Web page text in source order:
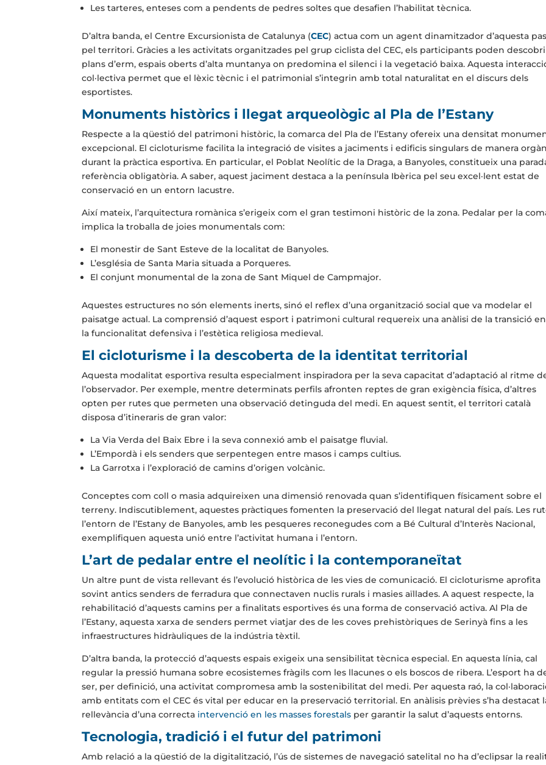
Les tarteres, enteses com a pendents de pedres soltes que desafien l’habilitat tècnica.
D’altra banda, el Centre Excursionista de Catalunya (CEC) actua com un agent dinamitzador d’aquesta
pel territori. Gràcies a les activitats organitzades pel grup ciclista del CEC, els participants poden
plans d’erm, espais oberts d’alta muntanya on predomina el silenci i la vegetació baixa. Aquesta
col·lectiva permet que el lèxic tècnic i el patrimonial s’integrin amb total naturalitat en el discurs dels
esportistes.
Monuments històrics i llegat arqueològic al Pla de l’Estany
Respecte a la qüestió del patrimoni històric, la comarca del Pla de l’Estany ofereix una densitat
excepcional. El cicloturisme facilita la integració de visites a jaciments i edificis singulars de manera
durant la pràctica esportiva. En particular, el Poblat Neolític de la Draga, a Banyoles, constitueix una
referència obligatòria. A saber, aquest jaciment destaca a la península Ibèrica pel seu excel·lent estat de
conservació en un entorn lacustre.
Així mateix, l’arquitectura romànica s’erigeix com el gran testimoni històric de la zona. Pedalar per la
implica la troballa de joies monumentals com:
El monestir de Sant Esteve de la localitat de Banyoles.
L’església de Santa Maria situada a Porqueres.
El conjunt monumental de la zona de Sant Miquel de Campmajor.
Aquestes estructures no són elements inerts, sinó el reflex d’una organització social que va modelar el
paisatge actual. La comprensió d’aquest esport i patrimoni cultural requereix una anàlisi de la transició
la funcionalitat defensiva i l’estètica religiosa medieval.
El cicloturisme i la descoberta de la identitat territorial
Aquesta modalitat esportiva resulta especialment inspiradora per la seva capacitat d’adaptació al ritme
l’observador. Per exemple, mentre determinats perfils afronten reptes de gran exigència física, d’altres
opten per rutes que permeten una observació detinguda del medi. En aquest sentit, el territori català
disposa d’itineraris de gran valor:
La Via Verda del Baix Ebre i la seva connexió amb el paisatge fluvial.
L’Empordà i els senders que serpentegen entre masos i camps cultius.
La Garrotxa i l’exploració de camins d’origen volcànic.
Conceptes com coll o masia adquireixen una dimensió renovada quan s’identifiquen físicament sobre el
terreny. Indiscutiblement, aquestes pràctiques fomenten la preservació del llegat natural del país. Les
l’entorn de l’Estany de Banyoles, amb les pesqueres reconegudes com a Bé Cultural d’Interès Nacional,
exemplifiquen aquesta unió entre l’activitat humana i l’entorn.
L’art de pedalar entre el neolític i la contemporaneïtat
Un altre punt de vista rellevant és l’evolució històrica de les vies de comunicació. El cicloturisme aprofita
sovint antics senders de ferradura que connectaven nuclis rurals i masies aïllades. A aquest respecte, la
rehabilitació d’aquests camins per a finalitats esportives és una forma de conservació activa. Al Pla de
l’Estany, aquesta xarxa de senders permet viatjar des de les coves prehistòriques de Serinyà fins a les
infraestructures hidràuliques de la indústria tèxtil.
D’altra banda, la protecció d’aquests espais exigeix una sensibilitat tècnica especial. En aquesta línia, cal
regular la pressió humana sobre ecosistemes fràgils com les llacunes o els boscos de ribera. L’esport ha
ser, per definició, una activitat compromesa amb la sostenibilitat del medi. Per aquesta raó, la
amb entitats com el CEC és vital per educar en la preservació territorial. En anàlisis prèvies s’ha destacat
rellevància d’una correcta intervenció en les masses forestals per garantir la salut d’aquests entorns.
Tecnologia, tradició i el futur del patrimoni
Amb relació a la qüestió de la digitalització, l’ús de sistemes de navegació satelital no ha d’eclipsar la